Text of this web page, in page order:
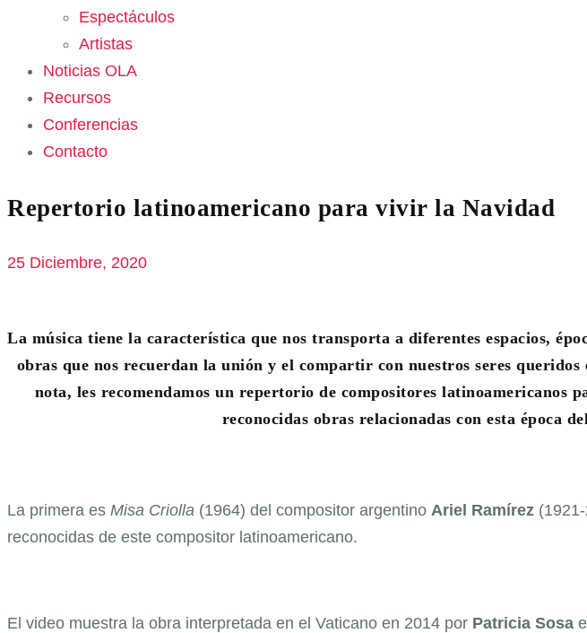
Espectáculos
Artistas
Noticias OLA
Recursos
Conferencias
Contacto
Repertorio latinoamericano para vivir la Navidad
25 Diciembre, 2020
La música tiene la característica que nos transporta a diferentes espacios,
obras que nos recuerdan la unión y el compartir con nuestros seres queridos
nota, les recomendamos un repertorio de compositores latinoamericanos
reconocidas obras relacionadas con esta época
La primera es Misa Criolla (1964) del compositor argentino Ariel Ramírez
reconocidas de este compositor latinoamericano.
El video muestra la obra interpretada en el Vaticano en 2014 por Patricia Sosa